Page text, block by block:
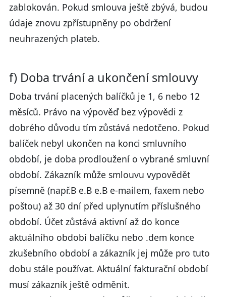
zablokován. Pokud smlouva ještě zbývá, budou
údaje znovu zpřístupněny po obdržení
neuhrazených plateb.
f) Doba trvání a ukončení smlouvy
Doba trvání placených balíčků je 1, 6 nebo 12
měsíců. Právo na výpověď bez výpovědi z
dobrého důvodu tím zůstává nedotčeno. Pokud
balíček nebyl ukončen na konci smluvního
období, je doba prodloužení o vybrané smluvní
období. Zákazník může smlouvu vypovědět
písemně (např.B e.B e.B e-mailem, faxem nebo
poštou) až 30 dní před uplynutím příslušného
období. Účet zůstává aktivní až do konce
aktuálního období balíčku nebo .dem konce
zkušebního období a zákazník jej může pro tuto
dobu stále používat. Aktuální fakturační období
musí zákazník ještě odměnit.